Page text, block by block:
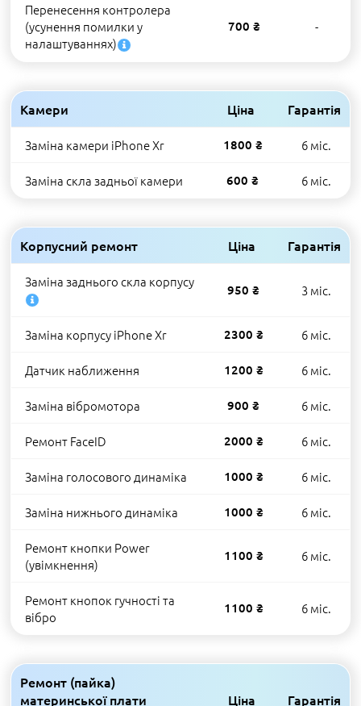
Перенесення контролера
(усунення помилки у
налаштуваннях)
700 ₴ -
Камери Ціна Гарантія
Заміна камери iPhone Xr 1800 ₴ 6 міс.
Заміна скла задньої камери 600 ₴ 6 міс.
Корпусний ремонт Ціна Гарантія
Заміна заднього скла корпусу 950 ₴ 3 міс.
Заміна корпусу iPhone Xr 2300 ₴ 6 міс.
Датчик наближення 1200 ₴ 6 міс.
Заміна вібромотора 900 ₴ 6 міс.
Ремонт FaceID 2000 ₴ 6 міс.
Заміна голосового динаміка 1000 ₴ 6 міс.
Заміна нижнього динаміка 1000 ₴ 6 міс.
Ремонт кнопки Power
(увімкнення)
1100 ₴ 6 міс.
Ремонт кнопок гучності та
вібро
1100 ₴ 6 міс.
Ремонт (пайка)
материнської плати
Ціна Гарантія